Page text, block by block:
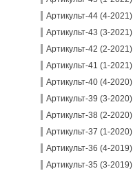
Артикульт-44 (4-2021)
Артикульт-43 (3-2021)
Артикульт-42 (2-2021)
Артикульт-41 (1-2021)
Артикульт-40 (4-2020)
Артикульт-39 (3-2020)
Артикульт-38 (2-2020)
Артикульт-37 (1-2020)
Артикульт-36 (4-2019)
Артикульт-35 (3-2019)